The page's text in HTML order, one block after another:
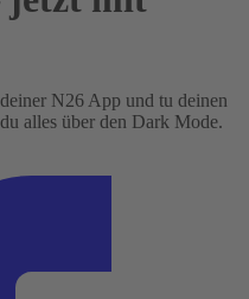
N26 App und tu deinen
alles über den Dark Mode.